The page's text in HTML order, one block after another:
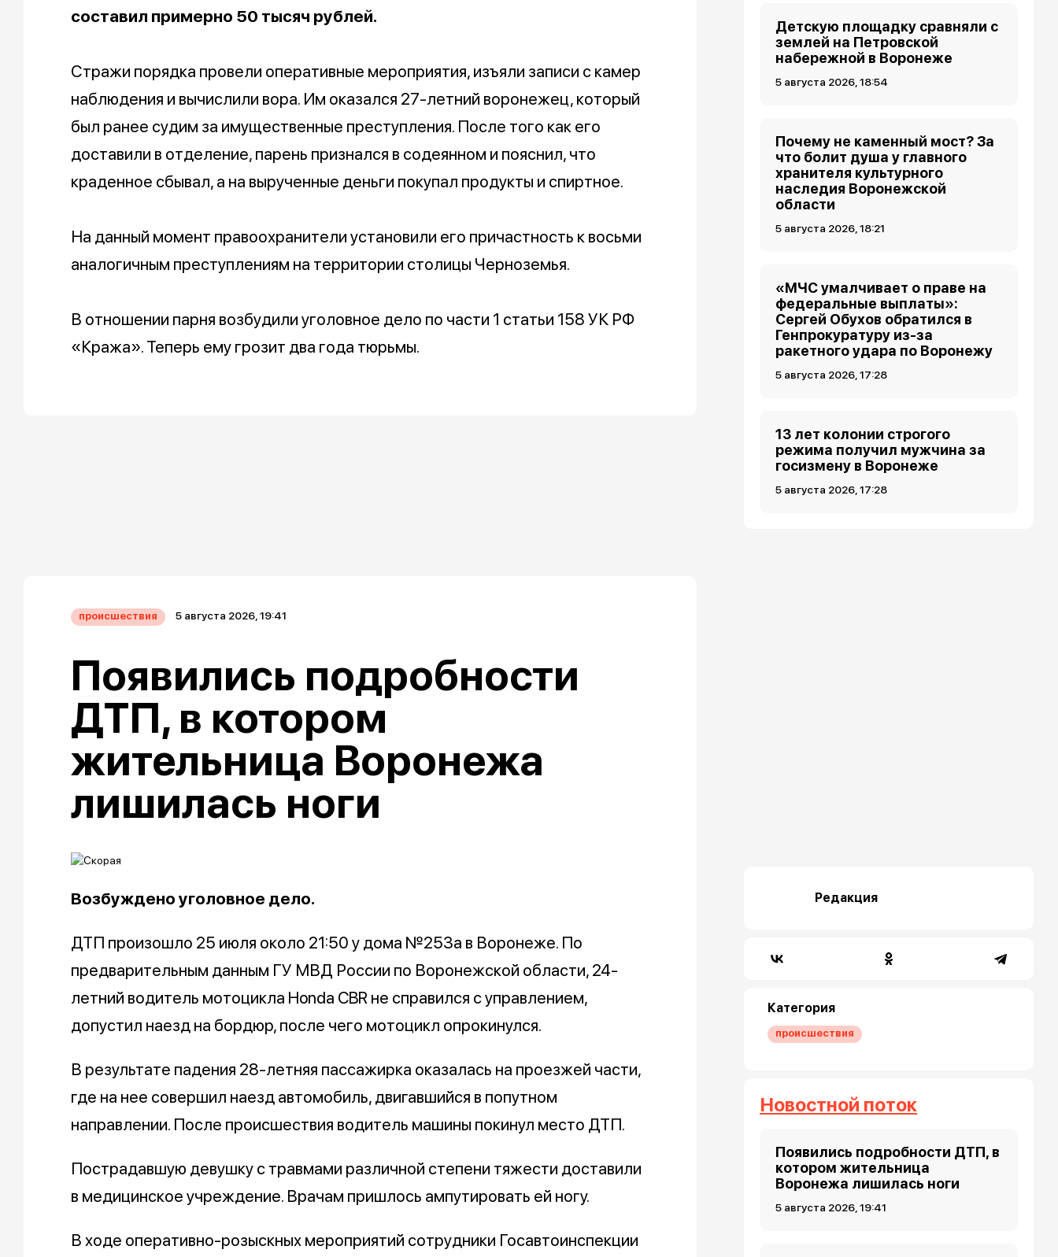
составил примерно 50 тысяч рублей.
Стражи порядка провели оперативные мероприятия, изъяли записи с камер
наблюдения и вычислили вора. Им оказался 27-летний воронежец, который
был ранее судим за имущественные преступления. После того как его
доставили в отделение, парень признался в содеянном и пояснил, что
краденное сбывал, а на вырученные деньги покупал продукты и спиртное.
На данный момент правоохранители установили его причастность к восьми
аналогичным преступлениям на территории столицы Черноземья.
В отношении парня возбудили уголовное дело по части 1 статьи 158 УК РФ
«Кража». Теперь ему грозит два года тюрьмы.
Детскую площадку сравняли с
землей на Петровской
набережной в Воронеже
5 августа 2026, 18:54
Почему не каменный мост? За
что болит душа у главного
хранителя культурного
наследия Воронежской
области
5 августа 2026, 18:21
«МЧС умалчивает о праве на
федеральные выплаты»:
Сергей Обухов обратился в
Генпрокуратуру из-за
ракетного удара по Воронежу
5 августа 2026, 17:28
13 лет колонии строгого
режима получил мужчина за
госизмену в Воронеже
5 августа 2026, 17:28
происшествия 5 августа 2026, 19:41
Появились подробности
ДТП, в котором
жительница Воронежа
лишилась ноги
Возбуждено уголовное дело.
ДТП произошло 25 июля около 21:50 у дома №253а в Воронеже. По
предварительным данным ГУ МВД России по Воронежской области, 24-
летний водитель мотоцикла Honda CBR не справился с управлением,
допустил наезд на бордюр, после чего мотоцикл опрокинулся.
В результате падения 28-летняя пассажирка оказалась на проезжей части,
где на нее совершил наезд автомобиль, двигавшийся в попутном
направлении. После происшествия водитель машины покинул место ДТП.
Пострадавшую девушку с травмами различной степени тяжести доставили
в медицинское учреждение. Врачам пришлось ампутировать ей ногу.
В ходе оперативно-розыскных мероприятий сотрудники Госавтоинспекции
Редакция
Категория
происшествия
Новостной поток
Появились подробности ДТП, в
котором жительница
Воронежа лишилась ноги
5 августа 2026, 19:41